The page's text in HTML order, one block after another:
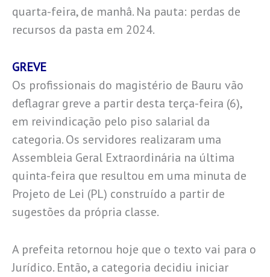
quarta-feira, de manhâ. Na pauta: perdas de
recursos da pasta em 2024.
GREVE
Os profissionais do magistério de Bauru vão
deflagrar greve a partir desta terça-feira (6),
em reivindicação pelo piso salarial da
categoria. Os servidores realizaram uma
Assembleia Geral Extraordinária na última
quinta-feira que resultou em uma minuta de
Projeto de Lei (PL) construído a partir de
sugestões da própria classe.
A prefeita retornou hoje que o texto vai para o
Jurídico. Então, a categoria decidiu iniciar